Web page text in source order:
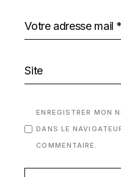
ENREGISTRER MON
DANS LE
COMMENTAIRE.